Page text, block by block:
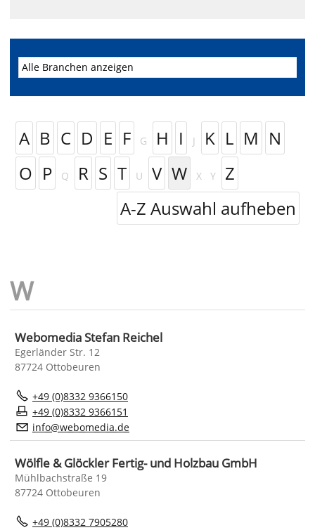
A B C D E F G H I J K L M N
O P Q R S T U V W X Y
Z
A-Z Auswahl aufheben
Webomedia Stefan Reichel
Egerländer Str. 12
87724 Ottobeuren
+49 (0)8332 9366150
+49 (0)8332 9366151
nf
w b m d d
Wölfle & Glöckler Fertig- und Holzbau GmbH
Mühlbachstraße 19
87724 Ottobeuren
+49 (0)8332 7905280